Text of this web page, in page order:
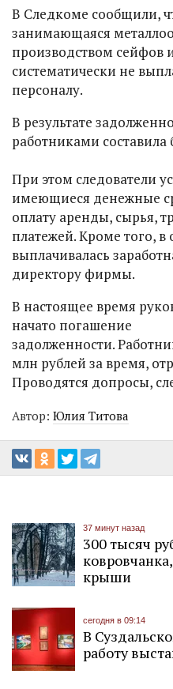
В Следкоме сообщили,
занимающаяся
производством сейфов
систематически не
персоналу.
В результате
работниками составила
При этом следователи
имеющиеся денежные
оплату аренды, сырья,
платежей. Кроме того, в
выплачивалась
директору фирмы.
В настоящее время
начато погашение
задолженности.
млн рублей за время,
Проводятся допросы,
Автор: Юлия Титова
37 минут назад
300 тысяч
крыши
сегодня в 09:14
В
работу